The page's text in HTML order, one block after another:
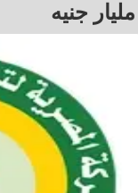
مليار جنيه